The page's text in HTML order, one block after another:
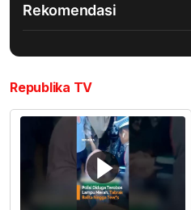
Rekomendasi
Republika TV